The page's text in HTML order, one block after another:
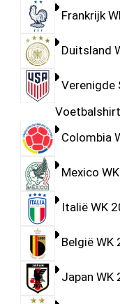
Frankrijk
Duitsland
Verenigde
Colombia
Mexico
Italië WK
België
Japan